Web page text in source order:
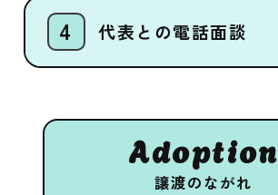
代表との電話面談
Adoption
譲渡のながれ